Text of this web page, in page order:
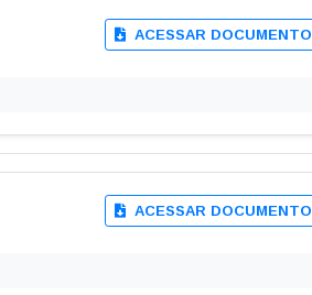
ACESSAR DOCUMENTO
ACESSAR DOCUMENTO